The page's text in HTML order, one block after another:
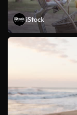
iStock